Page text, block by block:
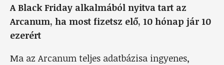
A Black Friday alkalmából nyitva tart az
Arcanum, ha most fizetsz elő, 10 hónap jár 10
ezerért
Ma az Arcanum teljes adatbázisa ingyenes,